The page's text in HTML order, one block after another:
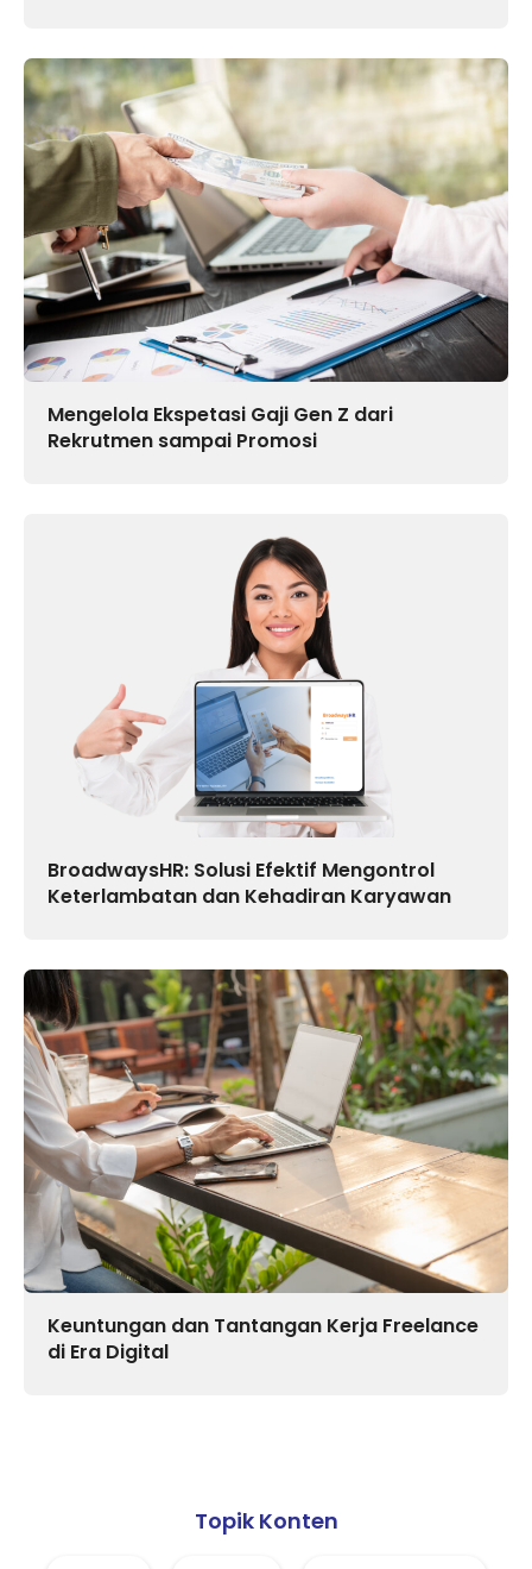
Mengelola Ekspetasi Gaji Gen Z dari
Rekrutmen sampai Promosi
BroadwaysHR: Solusi Efektif Mengontrol
Keterlambatan dan Kehadiran Karyawan
Keuntungan dan Tantangan Kerja Freelance
di Era Digital
Topik Konten